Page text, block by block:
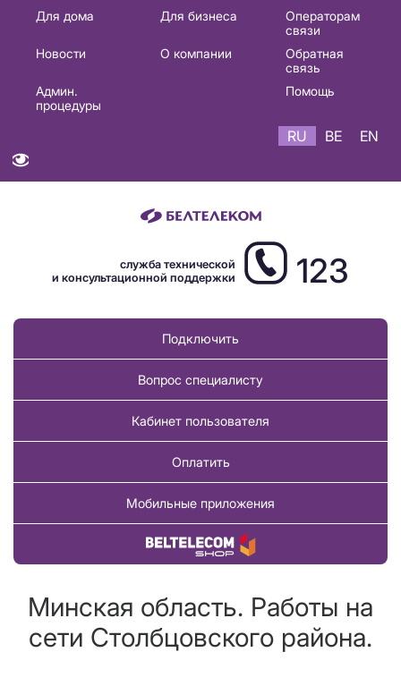
Основная
навигация
Для дома Для бизнеса
Операторам
связи
Новости
О компании
Обратная
связь
Админ.
процедуры
Помощь
RU BE EN
служба технической
и консультационной поддержки
123
Подключить
Вопрос специалисту
Кабинет пользователя
Оплатить
Мобильные приложения
Купить товар
Минская область. Работы на
сети Столбцовского района.